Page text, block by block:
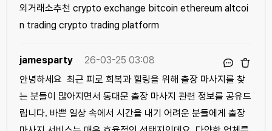
외거래소추천 crypto exchange bitcoin ethereum altcoi
n trading crypto trading platform
jamesparty
26-03-25 03:08
안녕하세요 최근 피로 회복과 힐링을 위해 출장 마사지를 찾
는 분들이 많아지면서 동대문 출장 마사지 관련 정보를 공유드
립니다. 바쁜 일상 속에서 시간을 내기 어려운 분들에게 출장